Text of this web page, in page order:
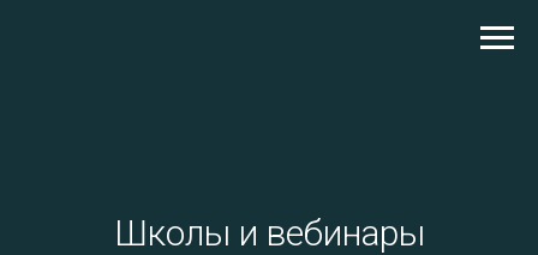
Школы и вебинары